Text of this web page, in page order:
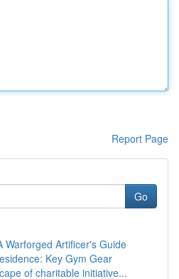
Report Page
Go
Warforged Artificer's Guide
Key Gym Gear
of charitable initiative...